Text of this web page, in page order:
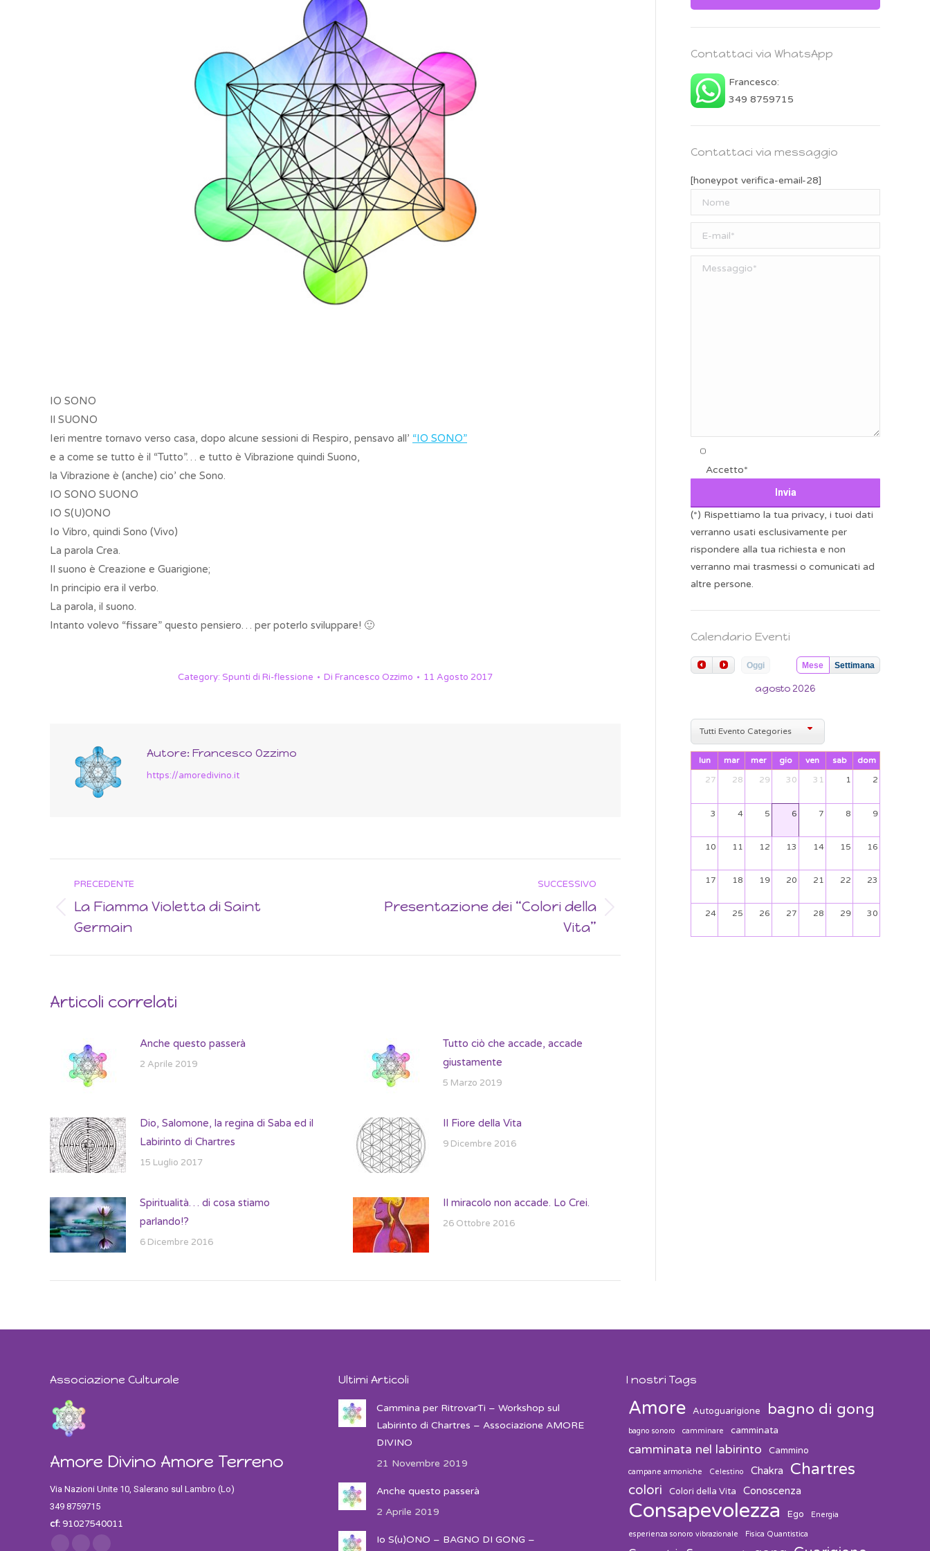
IO SONO
Il SUONO
Ieri mentre tornavo verso casa, dopo alcune sessioni di Respiro, pensavo all’ “IO SONO”
e a come se tutto è il “Tutto”… e tutto è Vibrazione quindi Suono,
la Vibrazione è (anche) cio’ che Sono.
IO SONO SUONO
IO S(U)ONO
Io Vibro, quindi Sono (Vivo)
La parola Crea.
Il suono è Creazione e Guarigione;
In principio era il verbo.
La parola, il suono.
Intanto volevo “fissare” questo pensiero… per poterlo sviluppare! 🙂
Category: Spunti di Ri-flessione Di Francesco Ozzimo 11 Agosto 2017
Autore: Francesco Ozzimo
https://amoredivino.it
navigation
PRECEDENTE
Previous
post:
La Fiamma Violetta di Saint
Germain
SUCCESSIVO
Presentazione dei “Colori della
Vita”
Articoli correlati
Anche questo passerà
2 Aprile 2019
Tutto ciò che accade, accade
giustamente
5 Marzo 2019
Dio, Salomone, la regina di Saba ed il
Labirinto di Chartres
15 Luglio 2017
Il Fiore della Vita
9 Dicembre 2016
Spiritualità… di cosa stiamo
parlando!?
6 Dicembre 2016
Il miracolo non accade. Lo Crei.
26 Ottobre 2016
Contattaci via WhatsApp
Francesco:
349 8759715
Contattaci via messaggio
[honeypot verifica-email-28]
Accetto*
(*) Rispettiamo la tua privacy, i tuoi dati
verranno usati esclusivamente per
rispondere alla tua richiesta e non
verranno mai trasmessi o comunicati ad
altre persone.
Calendario Eventi
Oggi Mese Settimana
agosto 2026
Tutti Evento Categories
lun mar mer gio ven sab
dom
27
28 29 30 31 1 2
3 4 5 6 7 8 9
10 11 12 13 14 15 16
17 18 19 20 21 22 23
24 25 26 27 28 29 30
Associazione Culturale
Amore Divino Amore Terreno
Via Nazioni Unite 10, Salerano sul Lambro (Lo)
349 8759715
cf:91027540011
Find us on:
Ultimi Articoli
Cammina per RitrovarTi – Workshop sul
Labirinto di Chartres – Associazione AMORE
DIVINO
21 Novembre 2019
Anche questo passerà
2 Aprile 2019
Io S(u)ONO – BAGNO DI GONG –
I nostri Tags
Amore Autoguarigione bagno di gong
bagno sonoro camminare camminata
camminata nel labirinto Cammino
campane armoniche Celestino Chakra Chartres
colori Colori della Vita Conoscenza
Consapevolezza Ego Energia
esperienza sonoro vibrazionale Fisica Quantistica